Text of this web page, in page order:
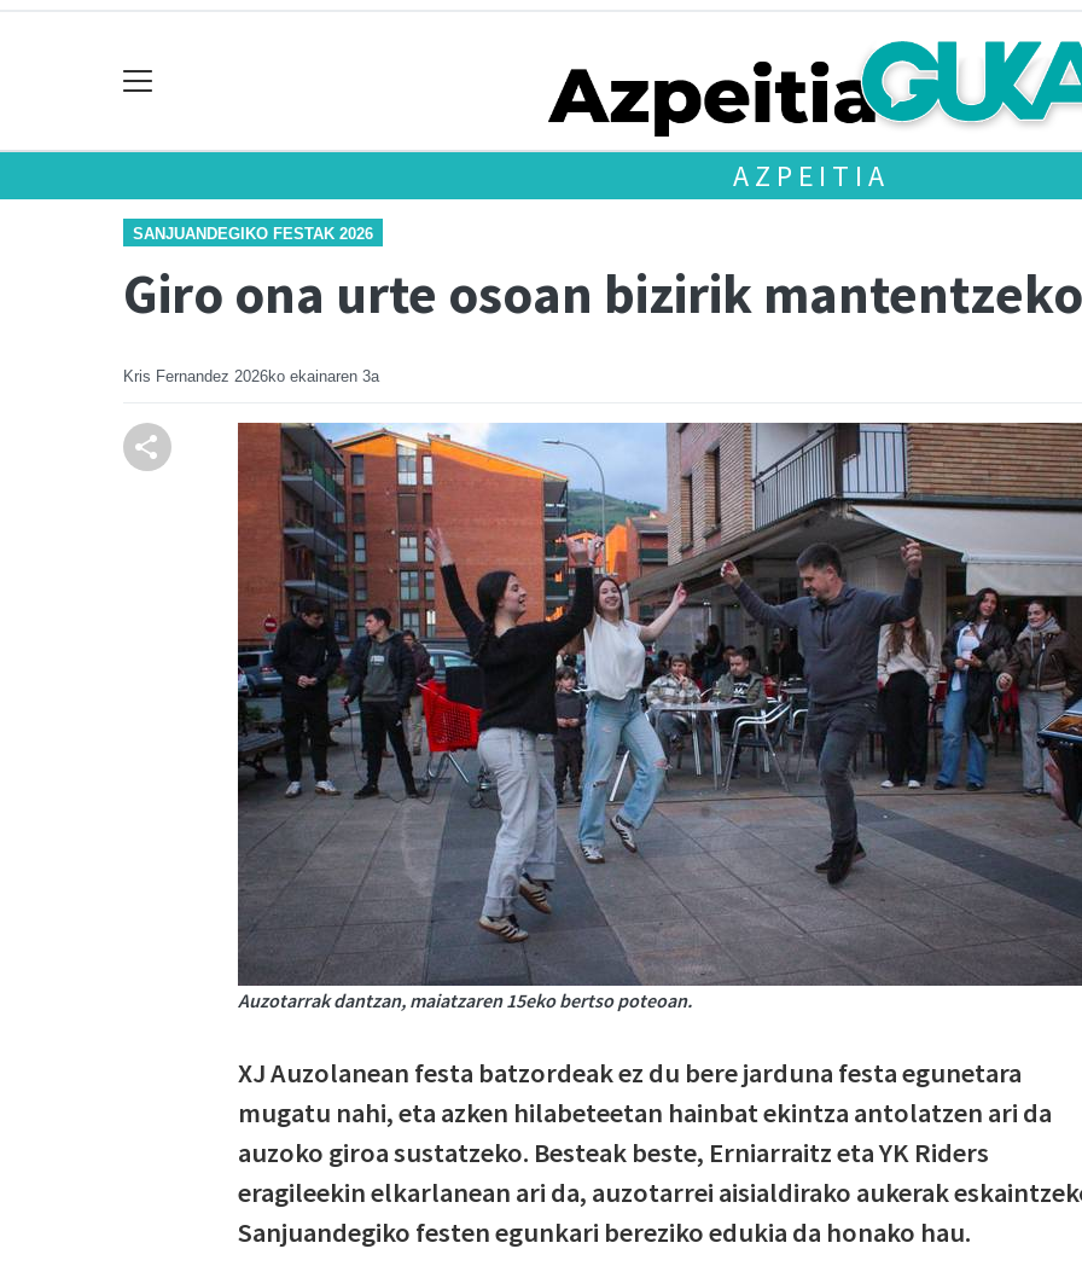
AZPEITIA
SANJUANDEGIKO FESTAK 2026
Giro ona urte osoan bizirik
Kris Fernandez 2026ko ekainaren 3a
Auzotarrak dantzan, maiatzaren 15eko bertso poteoan.
XJ Auzolanean festa batzordeak ez du bere jarduna festa egunetara
mugatu nahi, eta azken hilabeteetan hainbat ekintza antolatzen ari da
auzoko giroa sustatzeko. Besteak beste, Erniarraitz eta YK Riders
eragileekin elkarlanean ari da, auzotarrei aisialdirako aukerak
Sanjuandegiko festen egunkari bereziko edukia da honako hau.